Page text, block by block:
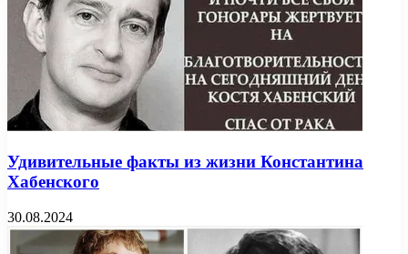
Удивительные факты из жизни Константина
Хабенского
30.08.2024